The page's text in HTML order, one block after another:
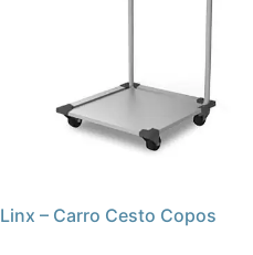
Linx – Carro Cesto Copos